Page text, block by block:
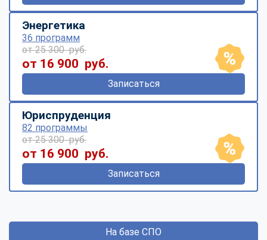
Энергетика
36 программ
от 25 300 руб.
от 16 900 руб.
Записаться
Юриспруденция
82 программы
от 25 300 руб.
от 16 900 руб.
Записаться
На базе СПО